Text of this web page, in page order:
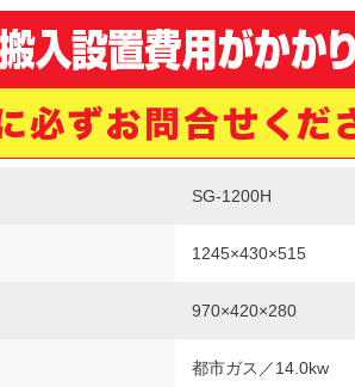
SG-1200H
1245×430×515
970×420×280
都市ガス／14.0kw